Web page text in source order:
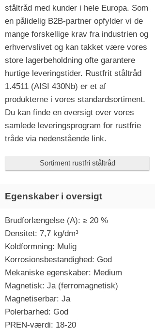
ståltråd med kunder i hele Europa. Som
en pålidelig B2B-partner opfylder vi de
mange forskellige krav fra industrien og
erhvervslivet og kan takket være vores
store lagerbeholdning ofte garantere
hurtige leveringstider. Rustfrit ståltråd
1.4511 (AISI 430Nb) er et af
produkterne i vores standardsortiment.
Du kan finde en oversigt over vores
samlede leveringsprogram for rustfrie
tråde via nedenstående link.
Sortiment rustfri ståltråd
Egenskaber i oversigt
Brudforlængelse (A): ≥ 20 %
Densitet: 7,7 kg/dm³
Koldformning: Mulig
Korrosionsbestandighed: God
Mekaniske egenskaber: Medium
Magnetisk: Ja (ferromagnetisk)
Magnetiserbar: Ja
Polerbarhed: God
PREN-værdi: 18-20